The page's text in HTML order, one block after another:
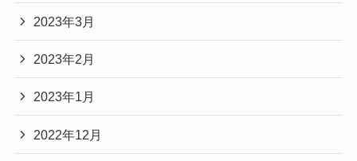
2023年3月
2023年2月
2023年1月
2022年12月